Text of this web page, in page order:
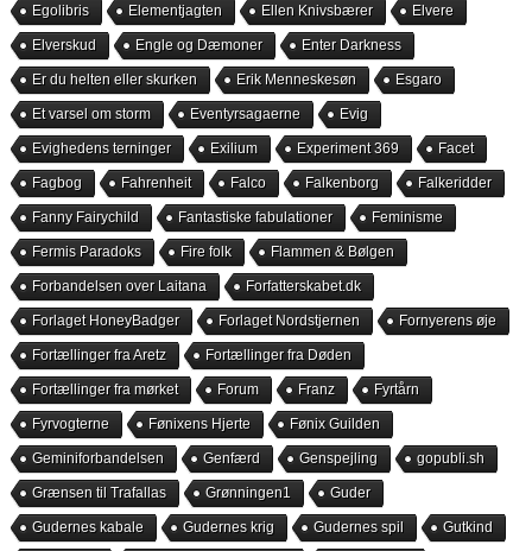
Egolibris Elementjagten Ellen Knivsbærer Elvere
Elverskud Engle og Dæmoner Enter Darkness
Er du helten eller skurken Erik Menneskesøn Esgaro
Et varsel om storm Eventyrsagaerne Evig
Evighedens terninger Exilium Experiment 369 Facet
Fagbog Fahrenheit Falco Falkenborg Falkeridder
Fanny Fairychild Fantastiske fabulationer Feminisme
Fermis Paradoks Fire folk Flammen & Bølgen
Forbandelsen over Laitana Forfatterskabet.dk
Forlaget HoneyBadger Forlaget Nordstjernen Fornyerens øje
Fortællinger fra Aretz Fortællinger fra Døden
Fortællinger fra mørket Forum Franz Fyrtårn
Fyrvogterne Fønixens Hjerte Fønix Guilden
Geminiforbandelsen Genfærd Genspejling gopubli.sh
Grænsen til Trafallas Grønningen1 Guder
Gudernes kabale Gudernes krig Gudernes spil Gutkind